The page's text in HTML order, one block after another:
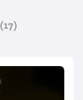
(17)